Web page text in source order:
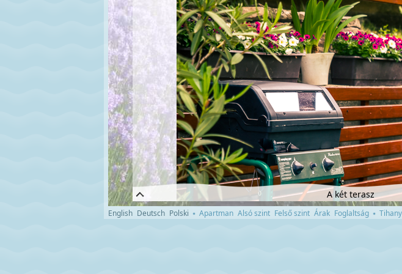
A két terasz
English Deutsch Polski Apartman Alsó szint Felső szint Árak Foglaltság